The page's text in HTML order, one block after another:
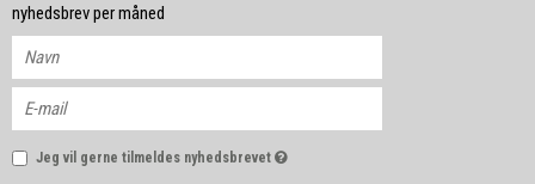
nyhedsbrev per måned
Jeg vil gerne tilmeldes nyhedsbrevet